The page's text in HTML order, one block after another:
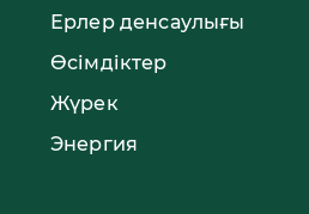
Ерлер денсаулығы
Өсімдіктер
Жүрек
Энергия